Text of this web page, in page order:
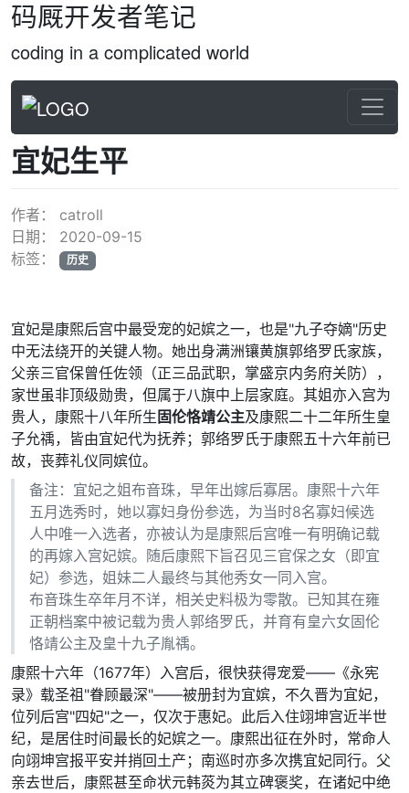
码厩开发者笔记
coding in a complicated world
宜妃生平
作者： catroll
日期： 2020-09-15
标签：
历史
宜妃是康熙后宫中最受宠的妃嫔之一，也是"九子夺嫡"历史
中无法绕开的关键人物。她出身满洲镶黄旗郭络罗氏家族，
父亲三官保曾任佐领（正三品武职，掌盛京内务府关防），
家世虽非顶级勋贵，但属于八旗中上层家庭。其姐亦入宫为
贵人，康熙十八年所生固伦恪靖公主及康熙二十二年所生皇
子允䄔，皆由宜妃代为抚养；郭络罗氏于康熙五十六年前已
故，丧葬礼仪同嫔位。
备注：宜妃之姐布音珠，早年出嫁后寡居。康熙十六年
五月选秀时，她以寡妇身份参选，为当时8名寡妇候选
人中唯一入选者，亦被认为是康熙后宫唯一有明确记载
的再嫁入宫妃嫔。随后康熙下旨召见三官保之女（即宜
妃）参选，姐妹二人最终与其他秀女一同入宫。
布音珠生卒年月不详，相关史料极为零散。已知其在雍
正朝档案中被记载为贵人郭络罗氏，并育有皇六女固伦
恪靖公主及皇十九子胤䄔。
康熙十六年（1677年）入宫后，很快获得宠爱——《永宪
录》载圣祖"眷顾最深"——被册封为宜嫔，不久晋为宜妃，
位列后宫"四妃"之一，仅次于惠妃。此后入住翊坤宫近半世
纪，是居住时间最长的妃嫔之一。康熙出征在外时，常命人
向翊坤宫报平安并捎回土产；南巡时亦多次携宜妃同行。父
亲去世后，康熙甚至命状元韩菼为其立碑褒奖，在诸妃中绝